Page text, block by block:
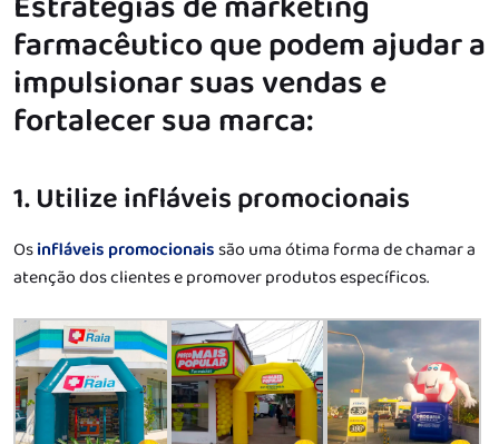
farmacêutico que podem ajudar a
impulsionar suas vendas e
fortalecer sua marca:
1. Utilize infláveis promocionais
Osinfláveis promocionaissão uma ótima forma de chamar a
atenção dos clientes e promover produtos específicos.